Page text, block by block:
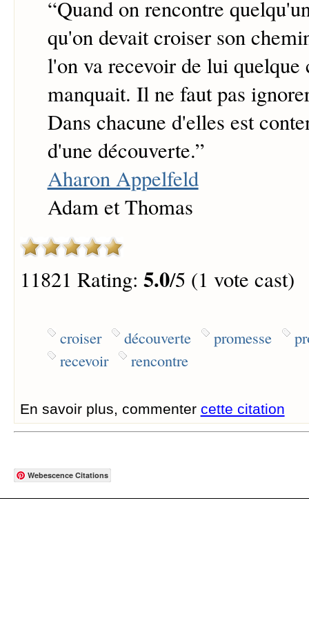
“Quand on rencontre
qu'on devait croiser son
l'on va recevoir de lui quelque
manquait. Il ne faut pas
Dans chacune d'elles est
d'une découverte.”
Aharon Appelfeld
Adam et Thomas
11821 Rating: 5.0/5 (1 vote cast)
croiser découverte promesse
recevoir
rencontre
En savoir plus, commenter cette citation
Webescence Citations